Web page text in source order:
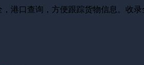
港口查询，方便跟踪货物信息。收录